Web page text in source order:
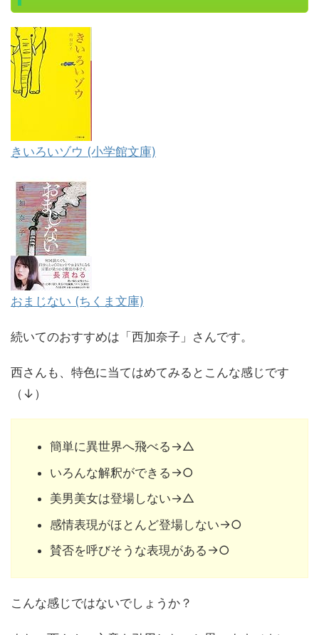
きいろいゾウ (小学館文庫)
おまじない (ちくま文庫)
続いてのおすすめは「西加奈子」さんです。
西さんも、特色に当てはめてみるとこんな感じです
（↓）
簡単に異世界へ飛べる→△
いろんな解釈ができる→○
美男美女は登場しない→△
感情表現がほとんど登場しない→○
賛否を呼びそうな表現がある→○
こんな感じではないでしょうか？